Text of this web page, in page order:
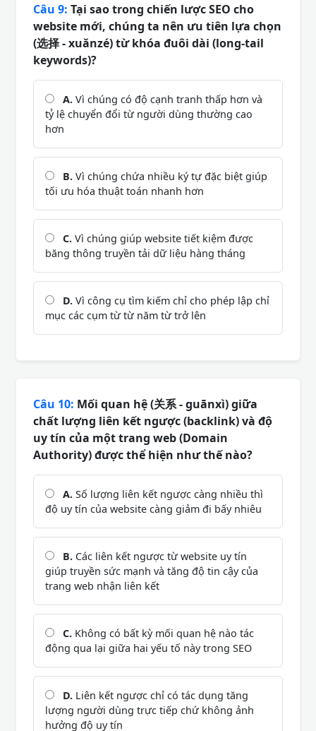
Câu 9: Tại sao trong chiến lược SEO cho
website mới, chúng ta nên ưu tiên lựa chọn
(选择 - xuǎnzé) từ khóa đuôi dài (long-tail
keywords)?
A. Vì chúng có độ cạnh tranh thấp hơn và
tỷ lệ chuyển đổi từ người dùng thường cao
hơn
B. Vì chúng chứa nhiều ký tự đặc biệt giúp
tối ưu hóa thuật toán nhanh hơn
C. Vì chúng giúp website tiết kiệm được
băng thông truyền tải dữ liệu hàng tháng
D. Vì công cụ tìm kiếm chỉ cho phép lập chỉ
mục các cụm từ từ năm từ trở lên
Câu 10: Mối quan hệ (关系 - guānxì) giữa
chất lượng liên kết ngược (backlink) và độ
uy tín của một trang web (Domain
Authority) được thể hiện như thế nào?
A. Số lượng liên kết ngược càng nhiều thì
độ uy tín của website càng giảm đi bấy nhiêu
B. Các liên kết ngược từ website uy tín
giúp truyền sức mạnh và tăng độ tin cậy của
trang web nhận liên kết
C. Không có bất kỳ mối quan hệ nào tác
động qua lại giữa hai yếu tố này trong SEO
D. Liên kết ngược chỉ có tác dụng tăng
lượng người dùng trực tiếp chứ không ảnh
hưởng độ uy tín